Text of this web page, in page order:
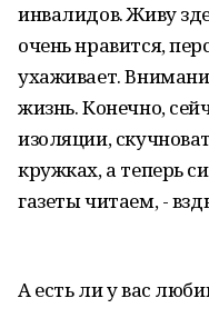
инвалидов. Живу
очень нравится,
ухаживает.
жизнь. Конечно,
изоляции,
кружках, а теперь
газеты читаем, -
А есть ли у вас